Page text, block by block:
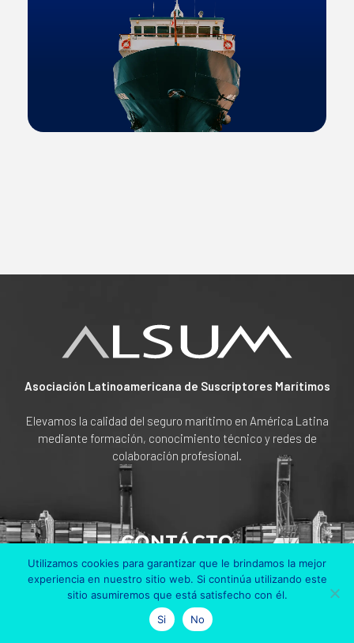
Asociación Latinoamericana de Suscriptores Marítimos
Elevamos la calidad del seguro marítimo en América Latina
mediante formación, conocimiento técnico y redes de
colaboración profesional.
CONTÁCTO
Av Cra. 45 # 108 A 50
Edificio Bosch Piso 6
Bogotá, Colombia
Utilizamos cookies para garantizar que le brindamos la mejor
experiencia en nuestro sitio web. Si continúa utilizando este
sitio asumiremos que está satisfecho con él.
Si
No